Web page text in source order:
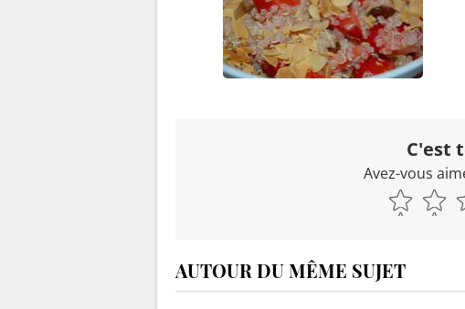
C'est
Avez-vous
AUTOUR DU MÊME SUJET